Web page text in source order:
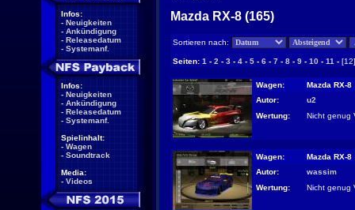
Infos:
- Neuigkeiten
- Ankündigung
- Releasedatum
- Systemanf.
Infos:
- Neuigkeiten
- Ankündigung
- Releasedatum
- Systemanf.
Spielinhalt:
- Wagen
- Soundtrack
Media:
- Videos
Mazda RX-8 (165)
Sortieren nach:
Seiten: 1 - 2 - 3 - 4 - 5 - 6 - 7 - 8 - 9 - 10 - 11 - [12]
Wagen:
Mazda RX-8
Autor:
u2
Wertung:
Nicht genug
Wagen:
Mazda RX-8
Autor:
wassim
Wertung:
Nicht genug